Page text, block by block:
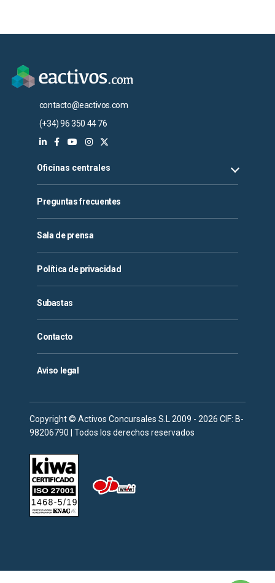
contacto@eactivos.com
(+34) 96 350 44 76
Oficinas centrales
Preguntas frecuentes
Sala de prensa
Política de privacidad
Subastas
Contacto
Aviso legal
Copyright © Activos Concursales S.L 2009 - 2026 CIF: B-
98206790 | Todos los derechos reservados